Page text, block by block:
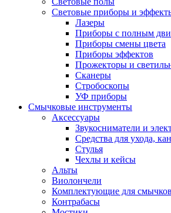
Световые приборы и
Лазеры
Приборы с полным
Приборы смены цвета
Приборы эффектов
Прожекторы и
Сканеры
Стробоскопы
УФ приборы
Смычковые инструменты
Аксессуары
Звукосниматели и
Средства для ухода,
Стулья
Чехлы и кейсы
Альты
Виолончели
Комплектующие для
Контрабасы